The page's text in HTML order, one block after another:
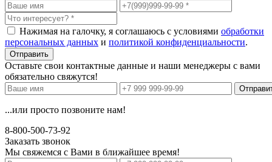
Нажимая на галочку, я соглашаюсь с условиями обработки
персональных данных и политикой конфиденциальности.
Оставьте свои контактные данные и наши менеджеры с вами
обязательно свяжутся!
...или просто позвоните нам!
8-800-500-73-92
Заказать звонок
Мы свяжемся с Вами в ближайшее время!